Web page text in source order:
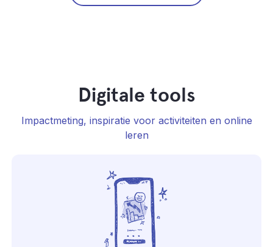
Digitale tools
Impactmeting, inspiratie voor activiteiten en online
leren